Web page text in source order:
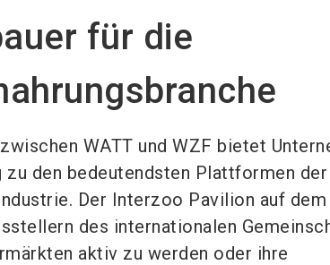
für die
WATT und WZF bietet
zu den bedeutendsten Plattformen
Der Interzoo Pavilion auf
des internationalen
aktiv zu werden oder ihre